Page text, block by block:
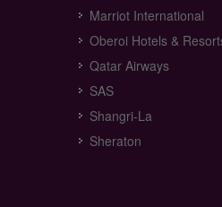
Marriot International
Oberoi Hotels &
Qatar Airways
SAS
Shangri-La
Sheraton